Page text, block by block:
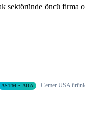
sektöründe öncü
ASTM • ADA Cemer USA